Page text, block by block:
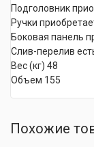
Подголовник
Ручки
Боковая панель
Слив-перелив
Вес (кг) 48
Объем 155
Похожие